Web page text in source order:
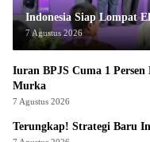
Indonesia Siap Lompat
7 Agustus 2026
Iuran BPJS Cuma 1
Murka
7 Agustus 2026
Terungkap! Strategi Baru